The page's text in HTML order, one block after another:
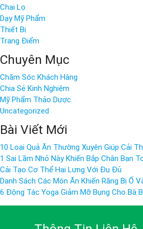
Chai Lọ
Dạy Mỹ Phẩm
Thiết Bị
Trang Điểm
Chuyên Mục
Chăm Sóc Khách Hàng
Chia Sẻ Kinh Nghiệm
Mỹ Phẩm Thảo Dược
Uncategorized
Bài Viết Mới
10 Loại Quả Ăn Thường Xuyên Giúp Cải
1 Sai Lầm Nhỏ Này Khiến Bắp Chân Bạn
Cải Tạo Cơ Thể Hai Lưng Với Đu Đủ
Danh Sách Các Món Ăn Khiến Răng Bị Ố
6 Động Tác Yoga Giảm Mỡ Bụng Cho Bà